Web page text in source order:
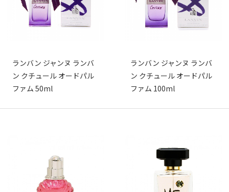
ランバン ジャンヌ ランバ
ン クチュール オードパル
ファム 50ml
ランバン ジャンヌ ランバ
ン クチュール オードパル
ファム 100ml